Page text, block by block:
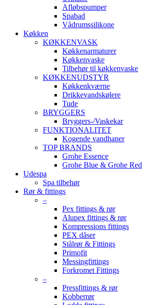
Afløbspumper
Spabad
Vådrumssilikone
Køkken
KØKKENVASK
Køkkenarmaturer
Køkkenvaske
Tilbehør til køkkenvaske
KØKKENUDSTYR
Køkkenkværne
Drikkevandskølere
Tude
BRYGGERS
Bryggers-/Vaskekar
FUNKTIONALITET
Kogende vandhaner
TOP BRANDS
Grohe Essence
Grohe Blue & Grohe Red
Udespa
Spa tilbehør
Rør & fittings
–
Pex fittings & rør
Alupex fittings & rør
Kompressions fittings
PEX dåser
Stålrør & Fittings
Primofit
Messingfittings
Forkromet Fittings
–
Pressfittings & rør
Kobberrør